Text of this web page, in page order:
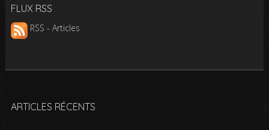
FLUX RSS
RSS - Articles
ARTICLES RÉCENTS